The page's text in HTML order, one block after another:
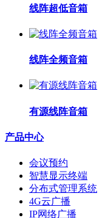
线阵超低音箱
线阵全频音箱
有源线阵音箱
产品中心
会议预约
智慧显示终端
分布式管理系统
4G云广播
IP网络广播